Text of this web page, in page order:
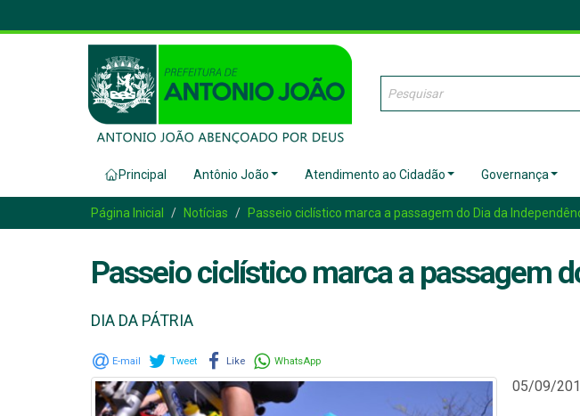
Principal Antônio João Atendimento ao Cidadão Governança
Página Inicial Notícias Passeio ciclístico marca a passagem do Dia da
Passeio ciclístico marca a passagem
DIA DA PÁTRIA
E-mail Tweet Like WhatsApp
05/09/